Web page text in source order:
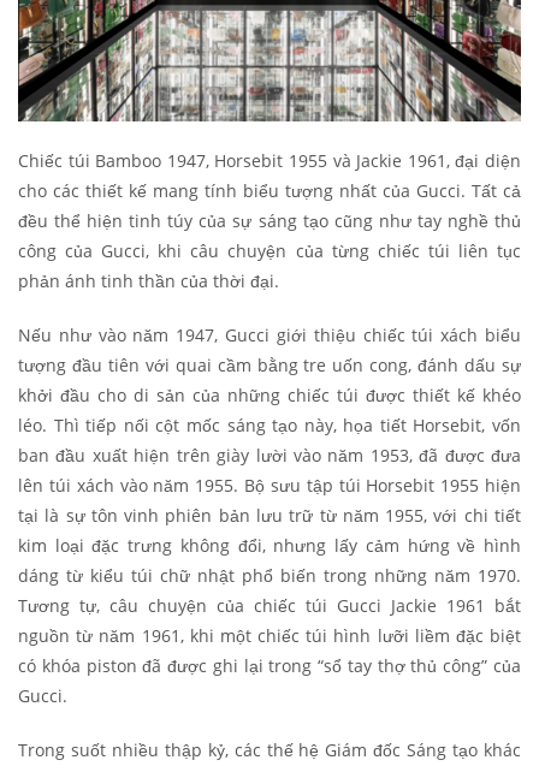
Chiếc túi Bamboo 1947, Horsebit 1955 và Jackie 1961, đại diện
cho các thiết kế mang tính biểu tượng nhất của Gucci. Tất cả
đều thể hiện tinh túy của sự sáng tạo cũng như tay nghề thủ
công của Gucci, khi câu chuyện của từng chiếc túi liên tục
phản ánh tinh thần của thời đại.
Nếu như vào năm 1947, Gucci giới thiệu chiếc túi xách biểu
tượng đầu tiên với quai cầm bằng tre uốn cong, đánh dấu sự
khởi đầu cho di sản của những chiếc túi được thiết kế khéo
léo. Thì tiếp nối cột mốc sáng tạo này, họa tiết Horsebit, vốn
ban đầu xuất hiện trên giày lười vào năm 1953, đã được đưa
lên túi xách vào năm 1955. Bộ sưu tập túi Horsebit 1955 hiện
tại là sự tôn vinh phiên bản lưu trữ từ năm 1955, với chi tiết
kim loại đặc trưng không đổi, nhưng lấy cảm hứng về hình
dáng từ kiểu túi chữ nhật phổ biến trong những năm 1970.
Tương tự, câu chuyện của chiếc túi Gucci Jackie 1961 bắt
nguồn từ năm 1961, khi một chiếc túi hình lưỡi liềm đặc biệt
có khóa piston đã được ghi lại trong “sổ tay thợ thủ công” của
Gucci.
Trong suốt nhiều thập kỷ, các thế hệ Giám đốc Sáng tạo khác